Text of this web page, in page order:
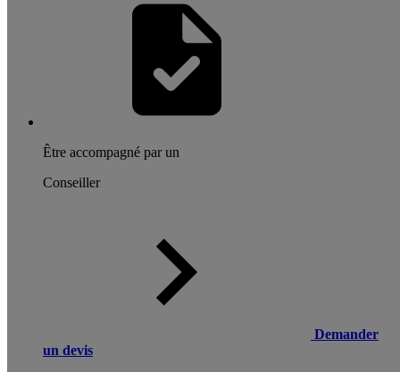
Être accompagné par un
Conseiller
Demander
un devis